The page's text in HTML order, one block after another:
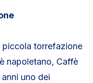
piccola torrefazione
napoletano, Caffè
uno dei